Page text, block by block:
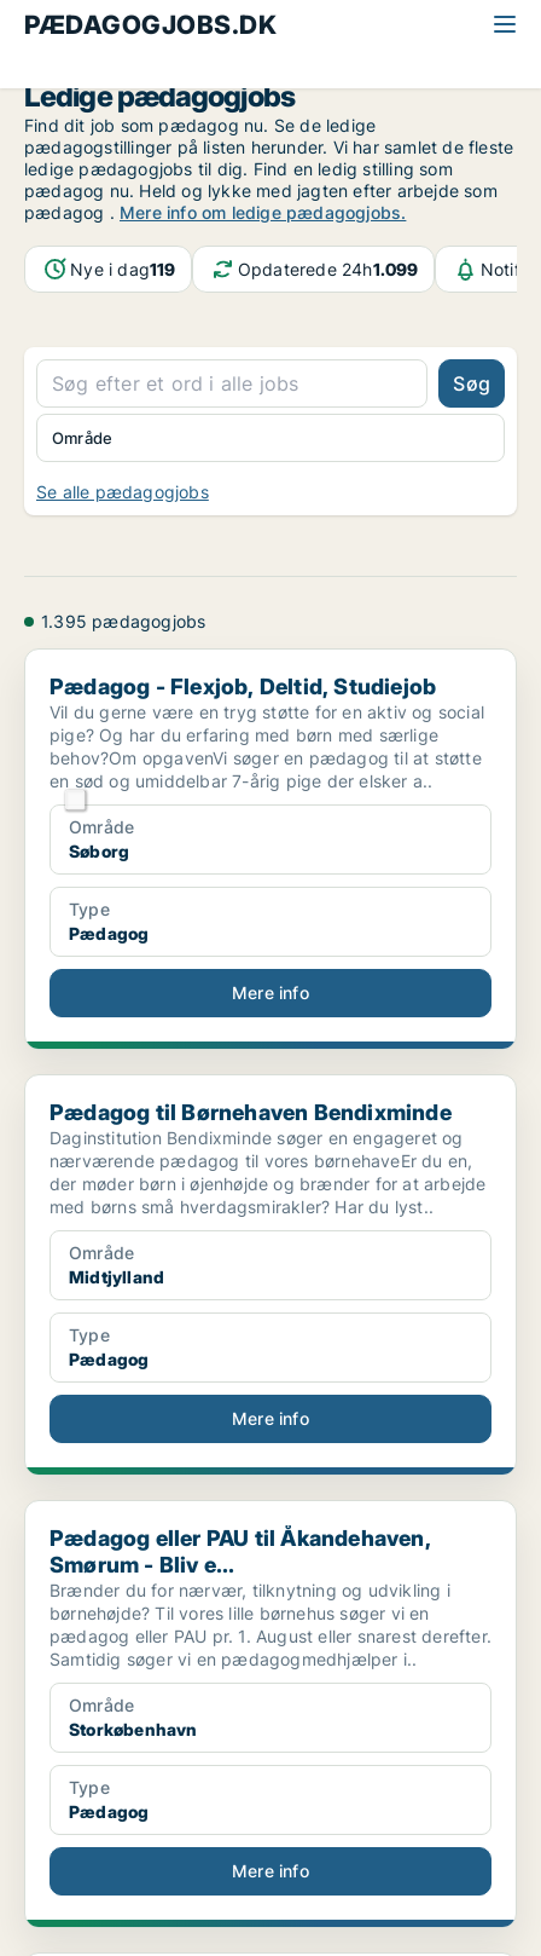
PÆDAGOGJOBS.DK
Ledige pædagogjobs
Find dit job som pædagog nu. Se de ledige
pædagogstillinger på listen herunder. Vi har samlet de fleste
ledige pædagogjobs til dig. Find en ledig stilling som
pædagog nu. Held og lykke med jagten efter arbejde som
pædagog . Mere info om ledige pædagogjobs.
Nye i dag119 Opdaterede 24h1.099
Søg
Område
Se alle pædagogjobs
1.395 pædagogjobs
Pædagog - Flexjob, Deltid, Studiejob
Pædagog - Flexjob, Deltid, Studiejob
Vil du gerne være en tryg støtte for en aktiv og social
pige? Og har du erfaring med børn med særlige
behov?Om opgavenVi søger en pædagog til at støtte
en sød og umiddelbar 7-årig pige der elsker a..
Område
Søborg
Type
Pædagog
Mere info
Pædagog til Børnehaven Bendixminde
Pædagog til Børnehaven Bendixminde
Daginstitution Bendixminde søger en engageret og
nærværende pædagog til vores børnehaveEr du en,
der møder børn i øjenhøjde og brænder for at arbejde
med børns små hverdagsmirakler? Har du lyst..
Område
Midtjylland
Type
Pædagog
Mere info
Pædagog eller PAU til Åkandehaven, Smørum - Bliv e...
Pædagog eller PAU til Åkandehaven,
Smørum - Bliv e...
Brænder du for nærvær, tilknytning og udvikling i
børnehøjde? Til vores lille børnehus søger vi en
pædagog eller PAU pr. 1. August eller snarest derefter.
Samtidig søger vi en pædagogmedhjælper i..
Område
Storkøbenhavn
Type
Pædagog
Mere info